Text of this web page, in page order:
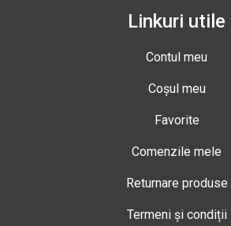
Linkuri utile
Contul meu
Coșul meu
Favorite
Comenzile mele
Returnare produse
Termeni și condiții